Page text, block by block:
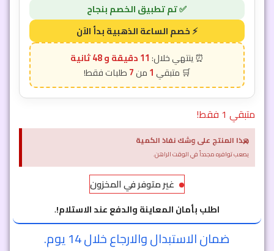
11 دقيقة و 46 ثانية
1
7
متبقي 1 فقط!
هذا المنتج على وشك نفاذ الكمية
يصعب توافره مجدداً في الوقت الراهن.
×
غير متوفر في المخزون
اطلب بأمان المعاينة والدفع عند الاستلام!.
ضمان الاستبدال والارجاع خلال 14 يوم.